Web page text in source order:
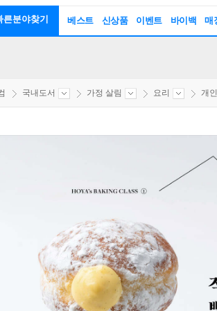
른분야찾기 베스트 신상품 이벤트 바이백 매
국내도서 가정 살림 요리 개